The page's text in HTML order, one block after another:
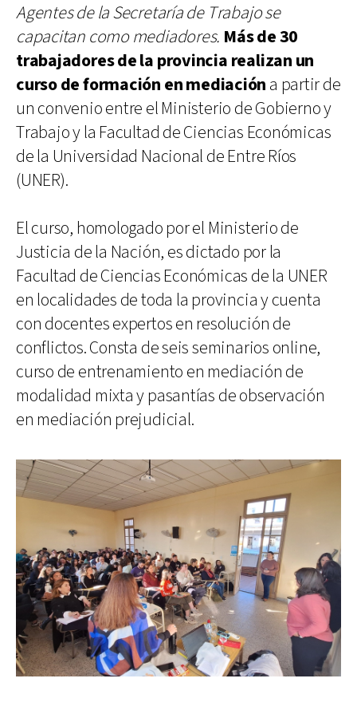
Agentes de la Secretaría de Trabajo se
capacitan como mediadores. Más de 30
trabajadores de la provincia realizan un
curso de formación en mediación a partir de
un convenio entre el Ministerio de Gobierno y
Trabajo y la Facultad de Ciencias Económicas
de la Universidad Nacional de Entre Ríos
(UNER).
El curso, homologado por el Ministerio de
Justicia de la Nación, es dictado por la
Facultad de Ciencias Económicas de la UNER
en localidades de toda la provincia y cuenta
con docentes expertos en resolución de
conflictos. Consta de seis seminarios online,
curso de entrenamiento en mediación de
modalidad mixta y pasantías de observación
en mediación prejudicial.